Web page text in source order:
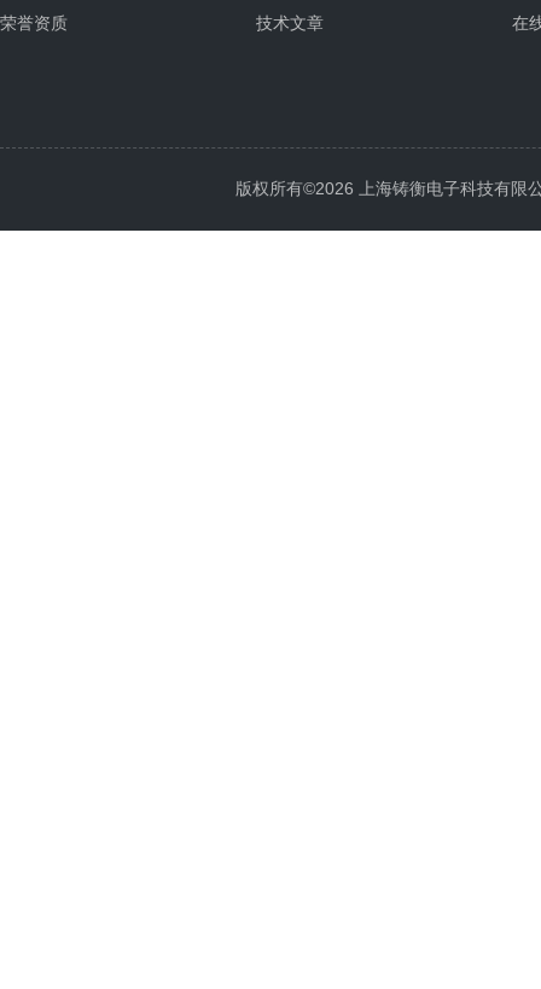
荣誉资质
技术文章
在
版权所有©2026 上海铸衡电子科技有